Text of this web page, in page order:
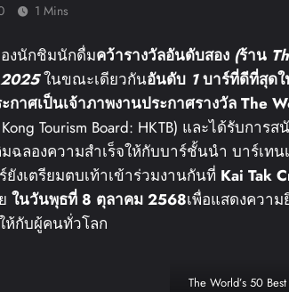
1 Mins
องนักชิมนักดื่มคว้ารางวัลอันดับสอง (ร้าน
2025ในขณะเดียวกันอันดับ 1บาร์ที่ดีที่สุดใ
กาศเป็นเจ้าภาพงานประกาศรางวัล The
Tourism Board: HKTB) และได้รับการ
ฉลองความสำเร็จให้กับบาร์ชั้นนำ บาร์เทน
งเตรียมตบเท้าเข้าร่วมงานกันที่ Kai Tak
ในวันพุธที่ 8 ตุลาคม 2568เพื่อแสดงควา
ห้กับผู้คนทั่วโลก
The World’s 50